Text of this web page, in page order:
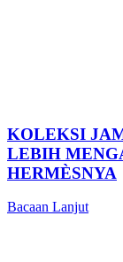
KOLEKSI
LEBIH
HERMÈSNYA
Bacaan Lanjut